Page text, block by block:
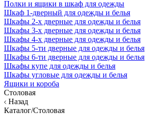
Полки и ящики в шкаф для одежды
Шкаф 1-дверный для одежды и белья
Шкафы 2-х дверные для одежды и белья
Шкафы 3-х дверные для одежды и белья
Шкафы 4-х дверные для одежды и белья
Шкафы 5-ти дверные для одежды и белья
Шкафы 6-ти дверные для одежды и белья
Шкафы купе для одежды и белья
Шкафы угловые для одежды и белья
Ящики и короба
Столовая
Назад
Каталог/Столовая